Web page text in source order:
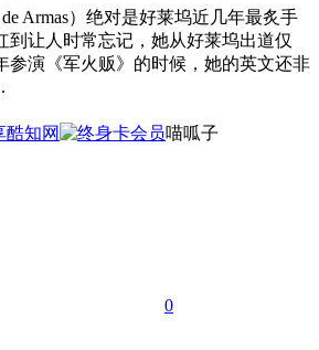
Armas）绝对是好莱坞近几年最炙手
到让人时常忘记，她从好莱坞出道仅
演《军火贩》的时候，她的英文还非
喵呱子
0